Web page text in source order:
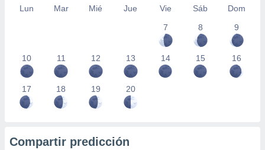
Lun Mar Mié Jue Vie Sáb
Dom
7
8 9
10 11 12 13 14 15 16
17 18 19 20
Compartir predicción